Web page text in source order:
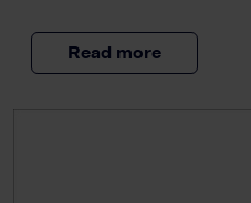
Read more